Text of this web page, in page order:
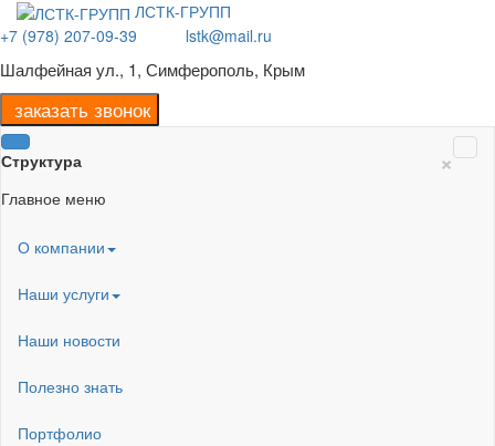
ЛСТК-ГРУПП
+7 (978) 207-09-39
lstk@mail.ru
Шалфейная ул., 1, Симферополь, Крым
Структура ×
Главное меню
О компании
Наши услуги
Наши новости
Полезно знать
Портфолио